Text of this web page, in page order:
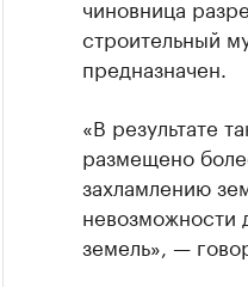
чиновница
строительный
предназначен.
«В результате
размещено
захламлению
невозможности
земель», —